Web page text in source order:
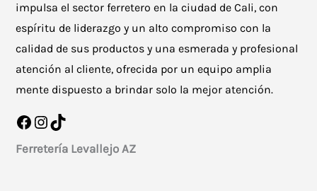
impulsa el sector ferretero en la ciudad de Cali, con
espíritu de liderazgo y un alto compromiso con la
calidad de sus productos y una esmerada y profesional
atención al cliente, ofrecida por un equipo amplia
mente dispuesto a brindar solo la mejor atención.
Facebook
Instagram
TikTok
Ferretería Levallejo AZ